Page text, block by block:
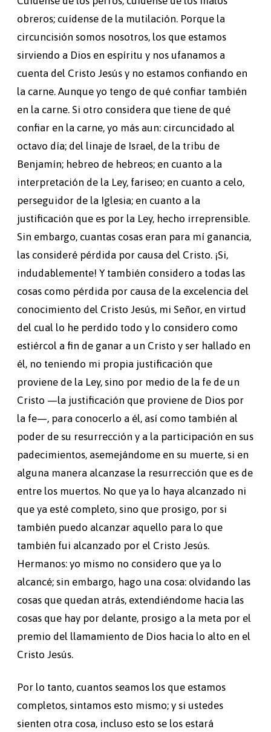
obreros; cuídense de la mutilación. Porque la
circuncisión somos nosotros, los que estamos
sirviendo a Dios en espíritu y nos ufanamos a
cuenta del Cristo Jesús y no estamos confiando en
la carne. Aunque yo tengo de qué confiar también
en la carne. Si otro considera que tiene de qué
confiar en la carne, yo más aun: circuncidado al
octavo día; del linaje de Israel, de la tribu de
Benjamín; hebreo de hebreos; en cuanto a la
interpretación de la Ley, fariseo; en cuanto a celo,
perseguidor de la Iglesia; en cuanto a la
justificación que es por la Ley, hecho irreprensible.
Sin embargo, cuantas cosas eran para mí ganancia,
las consideré pérdida por causa del Cristo. ¡Si,
indudablemente! Y también considero a todas las
cosas como pérdida por causa de la excelencia del
conocimiento del Cristo Jesús, mi Señor, en virtud
del cual lo he perdido todo y lo considero como
estiércol a fin de ganar a un Cristo y ser hallado en
él, no teniendo mi propia justificación que
proviene de la Ley, sino por medio de la fe de un
Cristo —la justificación que proviene de Dios por
la fe—, para conocerlo a él, así como también al
poder de su resurrección y a la participación en sus
padecimientos, asemejándome en su muerte, si en
alguna manera alcanzase la resurrección que es de
entre los muertos. No que ya lo haya alcanzado ni
que ya esté completo, sino que prosigo, por si
también puedo alcanzar aquello para lo que
también fui alcanzado por el Cristo Jesús.
Hermanos: yo mismo no considero que ya lo
alcancé; sin embargo, hago una cosa: olvidando las
cosas que quedan atrás, extendiéndome hacia las
cosas que hay por delante, prosigo a la meta por el
premio del llamamiento de Dios hacia lo alto en el
Cristo Jesús.
Por lo tanto, cuantos seamos los que estamos
completos, sintamos esto mismo; y si ustedes
sienten otra cosa, incluso esto se los estará